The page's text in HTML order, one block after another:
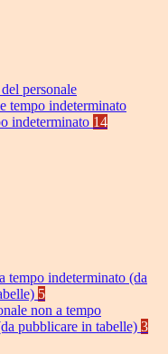
personale
tempo indeterminato
indeterminato 14
tempo indeterminato (da
5
non a tempo
pubblicare in tabelle) 3